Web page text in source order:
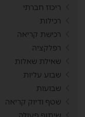
ריכוז חברתי
רכילות
רכישת קריאה
רפלקציה
שאילת שאלות
שבוע עליות
שבועות
שטף ודיוק קריאה